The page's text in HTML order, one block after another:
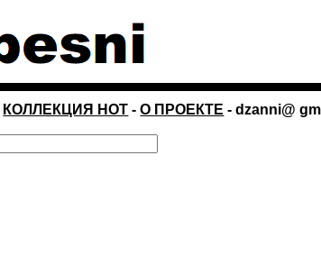
КОЛЛЕКЦИЯ НОТ -О ПРОЕКТЕ - dzanni@